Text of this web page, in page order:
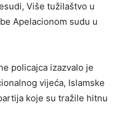
Više tužilaštvo u
Apelacionom sudu u
policajca izazvalo je
vijeća, Islamske
koje su tražile hitnu